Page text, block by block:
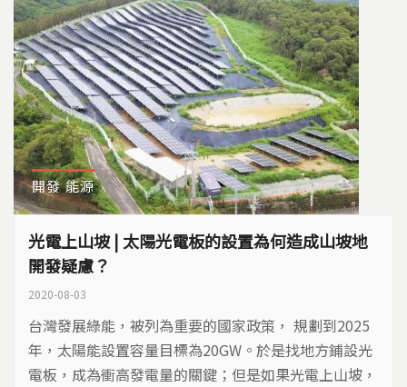
開發 能源
光電上山坡 | 太陽光電板的設置為何造成山坡地
開發疑慮？
2020-08-03
台灣發展綠能，被列為重要的國家政策， 規劃到2025
年，太陽能設置容量目標為20GW。於是找地方鋪設光
電板，成為衝高發電量的關鍵；但是如果光電上山坡，